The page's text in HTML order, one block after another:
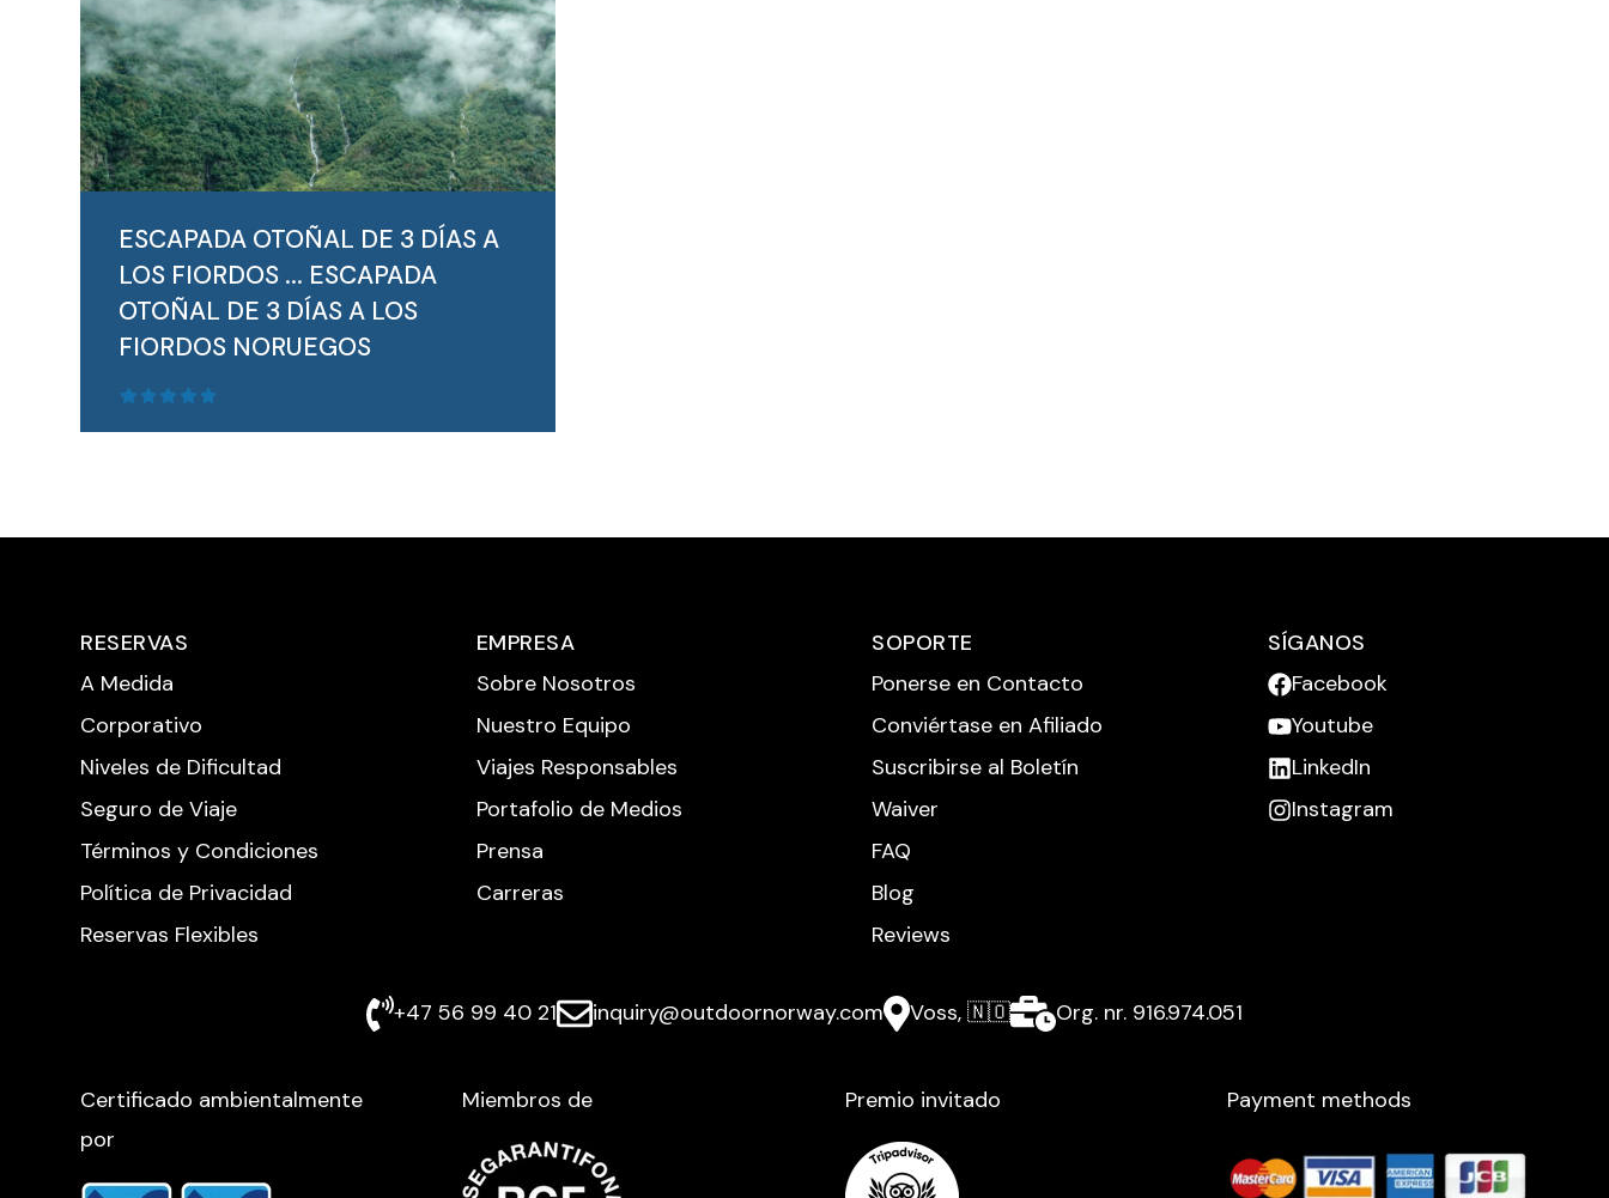
Para viajeros activos mayores de 60 años:
9 días d...
ESCAPADA OTOÑAL DE 3 DÍAS A
LOS FIORDOS ... ESCAPADA
OTOÑAL DE 3 DÍAS A LOS
FIORDOS NORUEGOS
¡Prepárese para una inolvidable Escapada
de Otoño ...
SEGUIR LEYENDO
RESERVAS
A Medida
Corporativo
Niveles de Dificultad
Seguro de Viaje
Términos y Condiciones
Política de Privacidad
Reservas Flexibles
EMPRESA
Sobre Nosotros
Nuestro Equipo
Viajes Responsables
Portafolio de Medios
Prensa
Carreras
SOPORTE
Ponerse en Contacto
Conviértase en Afiliado
Suscribirse al Boletín
Waiver
FAQ
Blog
Reviews
SÍGANOS
Facebook
Youtube
LinkedIn
Instagram
+47 56 99 40 21 inquiry@outdoornorway.com Voss, 🇳🇴 Org. nr. 916.974.051
Certificado ambientalmente
por
Miembros de Premio invitado Payment methods